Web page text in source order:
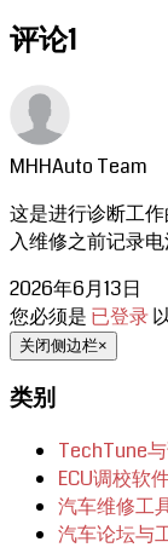
评论1
MHHAuto Team
这是进行诊断工
入维修之前记录
2026年6月13日
您必须是 已登录
关闭侧边栏×
类别
TechTune
ECU调校软
汽车维修工
汽车论坛与